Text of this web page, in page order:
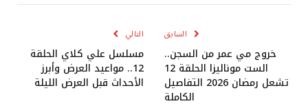
السابق
خروج مي عمر من السجن..
الست موناليزا الحلقة 12
تشعل رمضان 2026 التفاصيل
الكاملة
التالي
مسلسل علي كلاي الحلقة
12.. مواعيد العرض وأبرز
الأحداث قبل العرض الليلة